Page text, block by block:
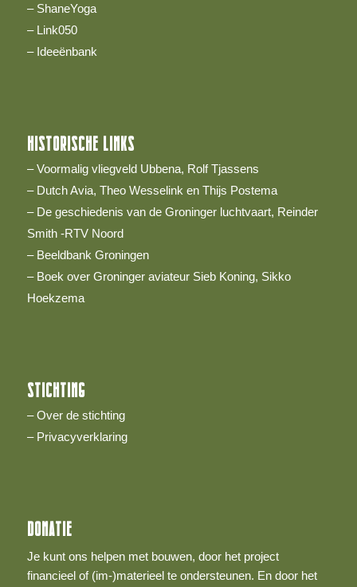
– ShaneYoga
– Link050
– Ideeënbank
HISTORISCHE LINKS
– Voormalig vliegveld Ubbena, Rolf Tjassens
– Dutch Avia, Theo Wesselink en Thijs Postema
– De geschiedenis van de Groninger luchtvaart, Reinder
Smith -RTV Noord
– Beeldbank Groningen
– Boek over Groninger aviateur Sieb Koning, Sikko
Hoekzema
STICHTING
– Over de stichting
– Privacyverklaring
DONATIE
Je kunt ons helpen met bouwen, door het project
financieel of (im-)materieel te ondersteunen. En door het